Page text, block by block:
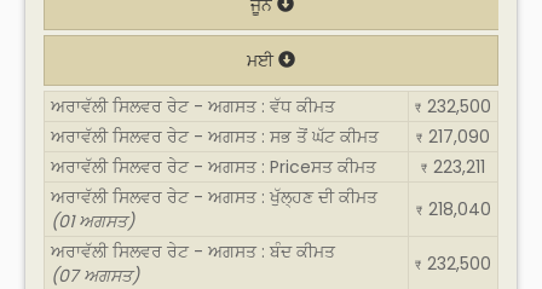
ਮਈ
ਅਰਾਵੱਲੀ ਸਿਲਵਰ ਰੇਟ - ਅਗਸਤ : ਵੱਧ ਕੀਮਤ
₹ 232,500
ਅਰਾਵੱਲੀ ਸਿਲਵਰ ਰੇਟ - ਅਗਸਤ : ਸਭ ਤੋਂ ਘੱਟ ਕੀਮਤ
₹ 217,090
ਅਰਾਵੱਲੀ ਸਿਲਵਰ ਰੇਟ - ਅਗਸਤ : Priceਸਤ ਕੀਮਤ
₹ 223,211
ਅਰਾਵੱਲੀ ਸਿਲਵਰ ਰੇਟ - ਅਗਸਤ : ਖੁੱਲ੍ਹਣ ਦੀ ਕੀਮਤ
(01 ਅਗਸਤ)
₹ 218,040
ਅਰਾਵੱਲੀ ਸਿਲਵਰ ਰੇਟ - ਅਗਸਤ : ਬੰਦ ਕੀਮਤ
(07 ਅਗਸਤ)
₹ 232,500